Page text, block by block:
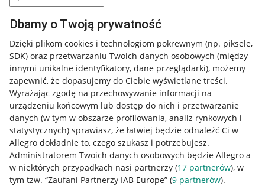
Dbamy o Twoją prywatność
Dzięki plikom cookies i technologiom pokrewnym (np. piksele,
SDK) oraz przetwarzaniu Twoich danych osobowych (między
innymi unikalne identyfikatory, dane przeglądarki), możemy
zapewnić, że dopasujemy do Ciebie wyświetlane treści.
Wyrażając zgodę na przechowywanie informacji na
urządzeniu końcowym lub dostęp do nich i przetwarzanie
danych (w tym w obszarze profilowania, analiz rynkowych i
statystycznych) sprawiasz, że łatwiej będzie odnaleźć Ci w
Allegro dokładnie to, czego szukasz i potrzebujesz.
Administratorem Twoich danych osobowych będzie Allegro a
w niektórych przypadkach nasi partnerzy (17 partnerów), w
tym tzw. “Zaufani Partnerzy IAB Europe” (9 partnerów).
Przydatne informacje
Jak to działa